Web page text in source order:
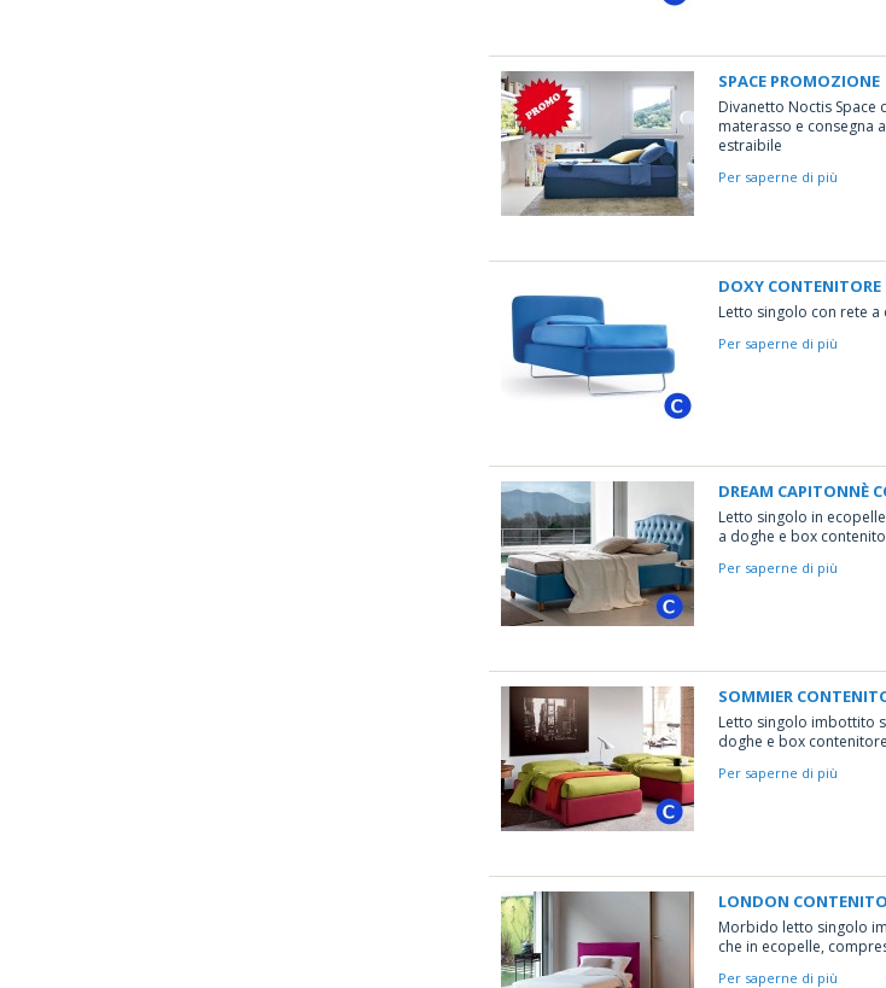
SPACE PROMOZIONE
Divanetto Noctis
materasso e consegna
estraibile
Per saperne di più
DOXY
Letto singolo con rete
Per saperne di più
DREAM CAPITONNÈ
Letto singolo in
a doghe e box
Per saperne di più
SOMMIER
Letto singolo imbottito
doghe e box
Per saperne di più
LONDON
Morbido letto singolo
che in ecopelle,
Per saperne di più